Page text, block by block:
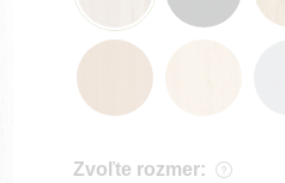
Zvoľte rozmer: